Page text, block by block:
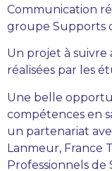
Communication
groupe Supports
Un projet à suivre
réalisées par les
Une belle
compétences en
un partenariat
Lanmeur, France
Professionnels de